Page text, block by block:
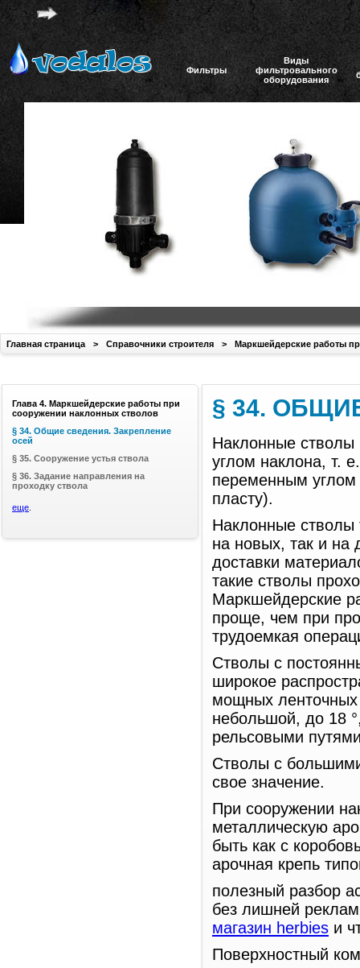
Фильтры
Виды
фильтровального
оборудования
Главная страница > Справочники строителя > Маркшейдерские работы
§ 34.
Наклонные стволы
углом наклона, т.
переменным углом
пласту).
Наклонные стволы
на новых, так и на
доставки
такие стволы
Маркшейдерские
проще, чем при
трудоемкая
Стволы с
широкое
мощных
небольшой, до 18
рельсовыми
Стволы с
свое значение.
При сооружении
металлическую
быть как с
арочная крепь
полезный разбор
без лишней
магазин herbies и
Поверхностный
Глава 4. Маркшейдерские работы при
сооружении наклонных стволов
§ 34. Общие сведения. Закрепление
осей
§ 35. Сооружение устья ствола
§ 36. Задание направления на
проходку ствола
еще